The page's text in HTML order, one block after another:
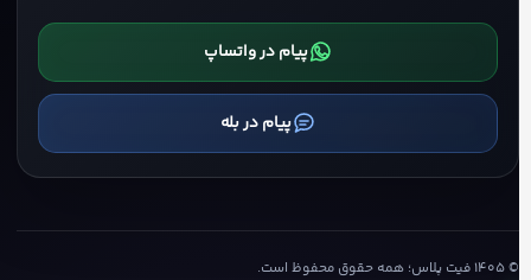
پیام در واتساپ
پیام در بله
©۱۴۰۵فیت پلاس؛ همه حقوق محفوظ است.